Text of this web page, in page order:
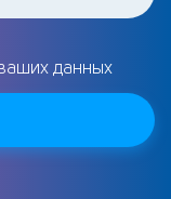
данных